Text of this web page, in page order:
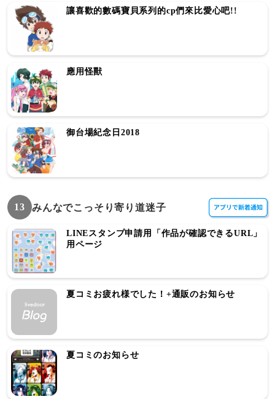
讓喜歡的數碼寶貝系列的cp們來比愛心吧!!
應用怪獸
御台場紀念日2018
13 みんなでこっそり寄り道迷子
LINEスタンプ申請用「作品が確認できるURL」
用ページ
夏コミお疲れ様でした！+通販のお知らせ
夏コミのお知らせ